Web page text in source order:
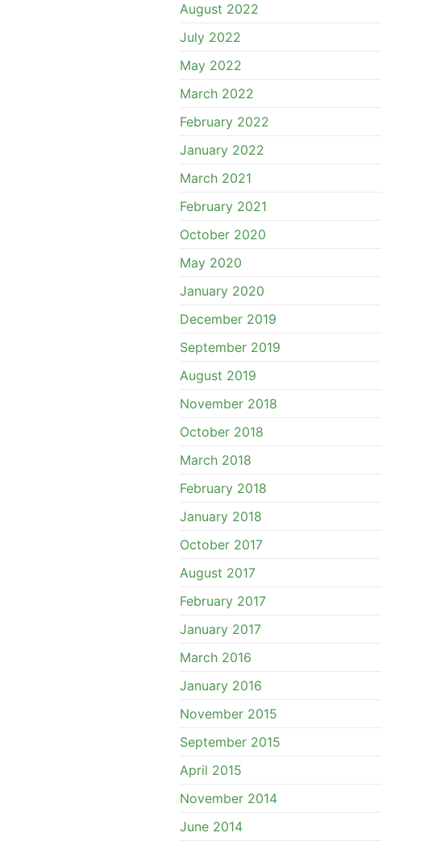
August 2022
July 2022
May 2022
March 2022
February 2022
January 2022
March 2021
February 2021
October 2020
May 2020
January 2020
December 2019
September 2019
August 2019
November 2018
October 2018
March 2018
February 2018
January 2018
October 2017
August 2017
February 2017
January 2017
March 2016
January 2016
November 2015
September 2015
April 2015
November 2014
June 2014